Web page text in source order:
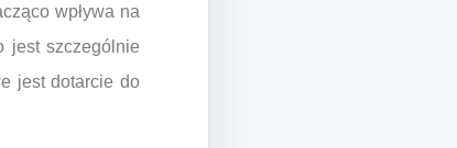
wpływa na
jest szczególnie
jest dotarcie do